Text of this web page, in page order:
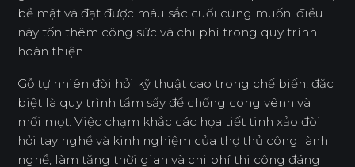
bề mặt và đạt được màu sắc cuối cùng muốn, điều
này tốn thêm công sức và chi phí trong quy trình
hoàn thiện.
Gỗ tự nhiên đòi hỏi kỹ thuật cao trong chế biến, đặc
biệt là quy trình tẩm sấy để chống cong vênh và
mối mọt. Việc chạm khắc các họa tiết tinh xảo đòi
hỏi tay nghề và kinh nghiệm của thợ thủ công lành
nghề, làm tăng thời gian và chi phí thi công đáng